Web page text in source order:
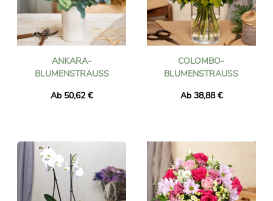
ANKARA-
BLUMENSTRAUSS
Ab 50,62 €
COLOMBO-
BLUMENSTRAUSS
Ab 38,88 €